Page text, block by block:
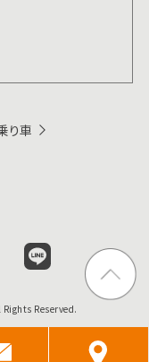
り車
Reserved.